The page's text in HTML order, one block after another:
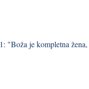
"Boža je kompletna